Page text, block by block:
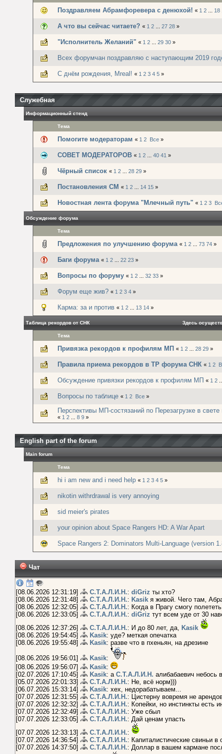
Поздравляем Абрамфоревера с денюхой! « 1 2 18
А что вы сейчас читаете? « 1 2 27 28 »
"Исполнитель Желаний" « 1 2 29 30 »
Всех форумчан поздравляю с наступающим 2019
С днём рождения, Mreal! « 1 2 3 4 5 »
Служебная
Информационный стенд
Тема
Помогите модераторам « 1 2 Все »
СОВЕТ МОДЕРАТОРОВ « 1 2 40 41 »
Чёрный список « 1 2 28 29 »
Постановления СМ « 1 2 14 15 »
Новостная лента форума "Млечный путь" « 1 2 3
Обсуждение форума
Тема
Предложения по улучшению форума « 1 2 73 74 »
Баги форума « 1 2 22 23 »
Вопросы по форуму « 1 2 32 33 »
Форум еще жив? « 1 2 3 4 »
Карма: за и против « 1 2 13 14 »
Здесь
Таблица рекордов от СНК
Тема
Привязка рекордов к профилям МП « 1 2 28 29 »
Правила приема рекордов в ТР форума СНК « 1 2
Обсуждение привязки рекордов к профилям МП « 1 2
Вопросы по таблице « 1 2 Все »
Перспективы МП-состязаний по Перезагрузке в свете
« 1 2 8 9 »
English part of the forum
Main forum
Тема
hi i am new and i need help « 1 2 3 4 5 »
nikotin withrdrawal is very annoying
sid meier's pirates
your opinion about Space Rangers HD: A War Apart
Space Rangers 2: Dominators Multi-Language (version
Чат
[08.06.2026 12:31:19] С.Т.А.Л.И.Н.: diGriz ты хто?
[08.06.2026 12:31:48]
С.Т.А.Л.И.Н.: Kasik я живой. Чего там,
[08.06.2026 12:32:05]
С.Т.А.Л.И.Н.: Когда в Прагу смогу
[08.06.2026 12:33:05]
С.Т.А.Л.И.Н.: diGriz тут всем уде от 30
[08.06.2026 12:37:26]
С.Т.А.Л.И.Н.: И до 80 лет, да, Kasik
[08.06.2026 19:54:45]
Kasik: уде? меткая опечатка
[08.06.2026 19:55:48]
Kasik: разве что в пхеньян, на дрезине
[08.06.2026 19:56:01] Kasik:
[08.06.2026 19:56:07]
Kasik:
[02.07.2026 17:10:45]
Kasik: а С.Т.А.Л.И.Н. алибабаевич небось
[05.07.2026 22:01:33]
С.Т.А.Л.И.Н.: Не, всё норм)))
[06.07.2026 15:33:14]
Kasik: хех, недорабатываем...
[07.07.2026 12:31:55]
С.Т.А.Л.И.Н.: Цистерну вовремя не
[07.07.2026 12:32:32]
С.Т.А.Л.И.Н.: Копейки, но инстинкты есть
[07.07.2026 12:32:49]
С.Т.А.Л.И.Н.: Уже сбыл
[07.07.2026 12:33:05]
С.Т.А.Л.И.Н.: Дай ценам упасть
[07.07.2026 12:33:13]
С.Т.А.Л.И.Н.:
[07.07.2026 14:36:54]
С.Т.А.Л.И.Н.: Капиталистические свиньи
[07.07.2026 14:37:50]
С.Т.А.Л.И.Н.: Доллар в вашем кармане